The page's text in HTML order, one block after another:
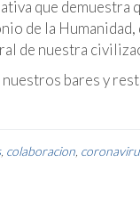
que
de la
de nuestra
nuestros bares y
, colaboracion